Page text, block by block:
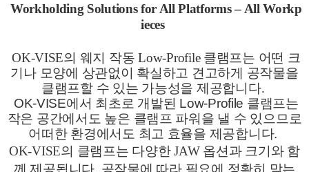
Workholding Solutions for All Platforms – All Workp
ieces
OK-VISE의 웨지 작동 Low-Profile 클램프는 어떤 크
기나 모양에 상관없이 확실하고 견고하게 공작물을
클램프할 수 있는 가능성을 제공합니다.
OK-VISE에서 최초로 개발된 Low-Profile 클램프는
작은 공간에서도 높은 클램프 파워을 낼 수 있으므로
어떠한 환경에서도 최고 효율을 제공합니다.
OK-VISE의 클램프는 다양한JAW 옵션과 크기와 함
께 제공됩니다. 공작물에 따라 필요에 정확히 맞는